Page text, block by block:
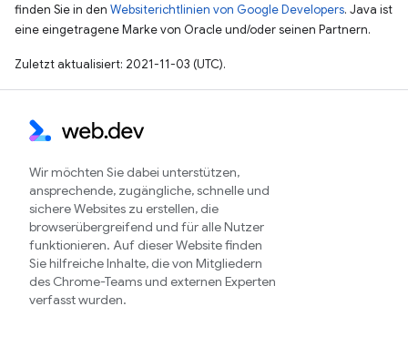
finden Sie in den Websiterichtlinien von Google Developers. Java ist
eine eingetragene Marke von Oracle und/oder seinen Partnern.
Zuletzt aktualisiert: 2021-11-03 (UTC).
Wir möchten Sie dabei unterstützen,
ansprechende, zugängliche, schnelle und
sichere Websites zu erstellen, die
browserübergreifend und für alle Nutzer
funktionieren. Auf dieser Website finden
Sie hilfreiche Inhalte, die von Mitgliedern
des Chrome-Teams und externen Experten
verfasst wurden.